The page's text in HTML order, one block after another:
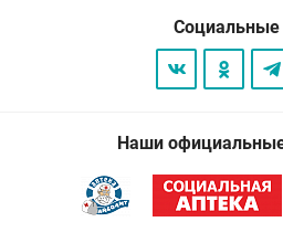
Социальные
Наши